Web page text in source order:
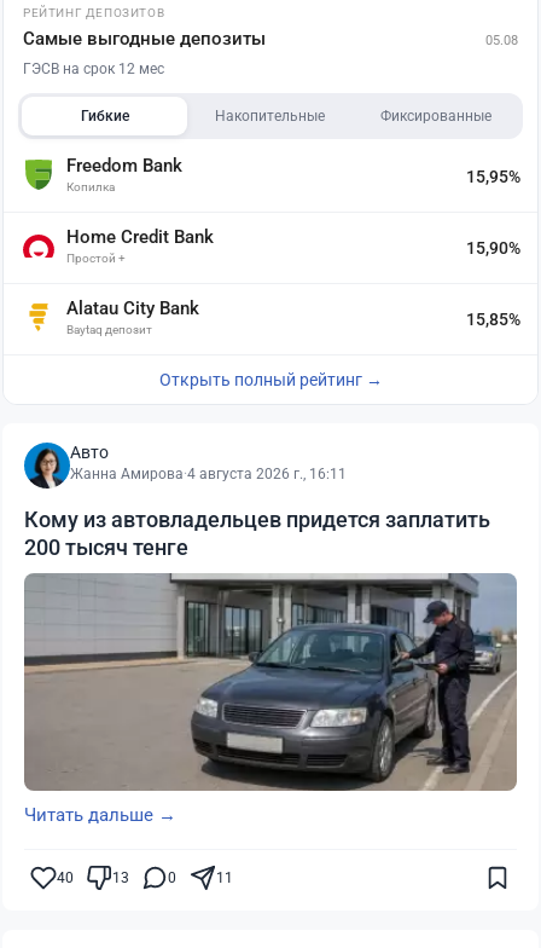
РЕЙТИНГ ДЕПОЗИТОВ
Самые выгодные депозиты 05.08
ГЭСВ на срок 12 мес
Гибкие Накопительные Фиксированные
Freedom Bank
Копилка
15,95%
Home Credit Bank
Простой +
15,90%
Alatau City Bank
Baytaq депозит
15,85%
Открыть полный рейтинг →
Авто
Жанна Амирова·4 августа 2026 г., 16:11
Кому из автовладельцев придется заплатить
200 тысяч тенге
Читать дальше →
40 13 0 11